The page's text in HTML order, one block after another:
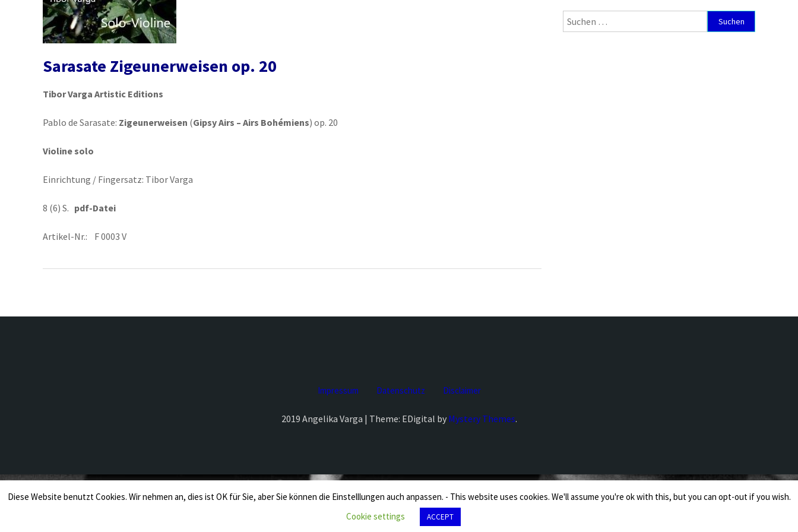
Sarasate Zigeunerweisen op. 20
Tibor Varga Artistic Editions
Pablo de Sarasate: Zigeunerweisen (Gipsy Airs – Airs Bohémiens) op. 20
Violine solo
Einrichtung / Fingersatz: Tibor Varga
8 (6) S. pdf-Datei
Artikel-Nr.: F 0003 V
Suchen
nach:
Impressum Datenschutz Disclaimer
2019 Angelika Varga | Theme: EDigital by Mystery Themes.
Diese Website benutzt Cookies. Wir nehmen an, dies ist OK für Sie, aber Sie können die Einstelllungen auch anpassen. - This website uses cookies. We'll assume you're ok with this, but you can opt-out if you wish.
Cookie settings
ACCEPT